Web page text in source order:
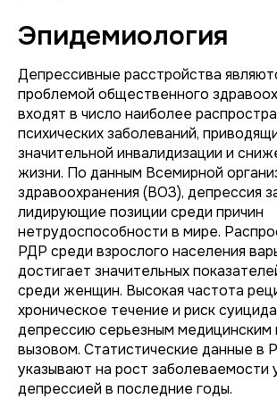
Эпидемиология
Депрессивные расстройства
проблемой общественного
входят в число наиболее
психических заболеваний,
значительной инвалидизации и
жизни. По данным Всемирной
здравоохранения (ВОЗ), депрессия
лидирующие позиции среди причин
нетрудоспособности в мире.
РДР среди взрослого населения
достигает значительных
среди женщин. Высокая частота
хроническое течение и риск
депрессию серьезным медицинским
вызовом. Статистические данные в
указывают на рост заболеваемости
депрессией в последние годы.